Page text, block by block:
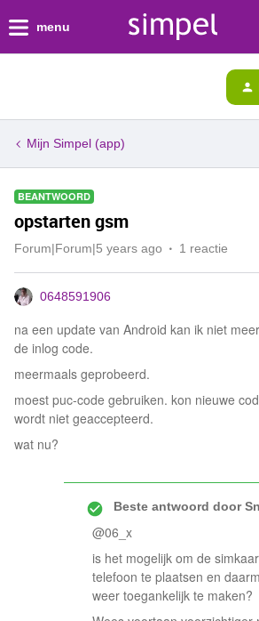
menu
Mijn Simpel (app)
BEANTWOORD
opstarten gsm
Forum|Forum|5 years ago 1 reactie
0648591906
na een update van Android kan ik niet
de inlog code.
meermaals geprobeerd.
moest puc-code gebruiken. kon nieuwe
wordt niet geaccepteerd.
wat nu?
Beste antwoord door
@06_x
is het mogelijk om de
telefoon te plaatsen en
weer toegankelijk te maken?